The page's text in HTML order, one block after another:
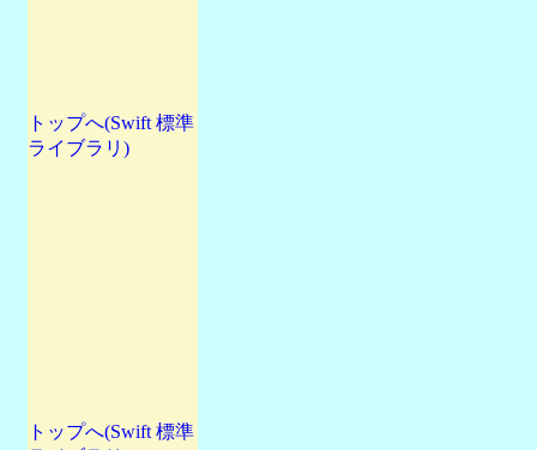
トップへ(Swift 標準
ライブラリ)
トップへ(Swift 標準